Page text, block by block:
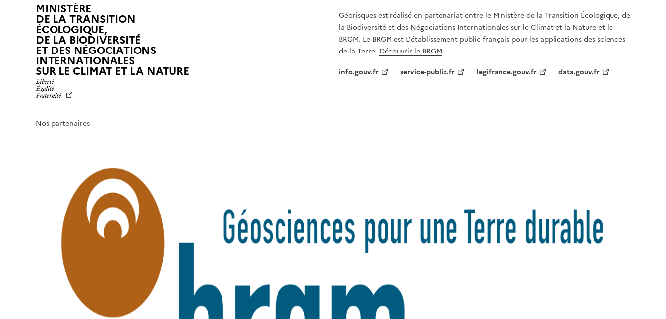
MINISTÈRE
DE LA TRANSITION
ÉCOLOGIQUE,
DE LA BIODIVERSITÉ
ET DES NÉGOCIATIONS
INTERNATIONALES
SUR LE CLIMAT ET LA NATUREL
R
É
R
R
N
Géorisques est réalisé en partenariat entre le Ministère de la Transition Écologique, de
la Biodiversité et des Négociations Internationales sur le Climat et la Nature et le
BRGM. Le BRGM est L'établissement public français pour les applications des sciences
de la Terre. Découvrir le BRGM
info.gouv.fr
service-public.fr legifrance.gouv.fr data.gouv.fr
Nos partenaires